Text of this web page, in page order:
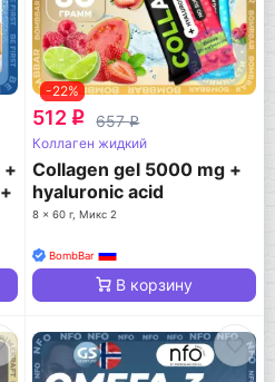
+
-22%
512 q 657q
Коллаген жидкий
Collagen gel 5000 mg +
hyaluronic acid
8 x 60 г, Микс 2
BombBar
В корзину